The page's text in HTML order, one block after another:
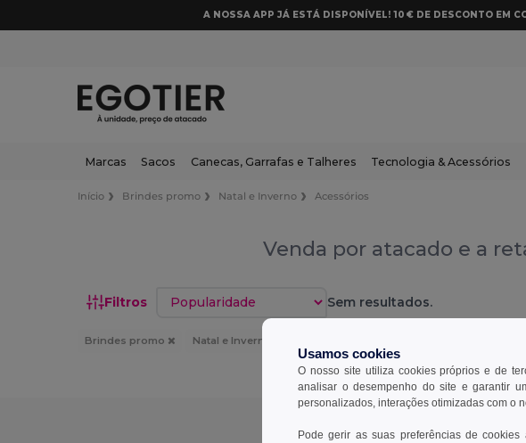
A NOSSA APP JÁ ESTÁ DISPONÍVEL! 10 € DE DESCONTO EM
Marcas Sacos Canecas, Garrafas e Talheres Tecnologia & Acessórios
Início Brindes promo Natal e Inverno Acessórios
Venda por atacado e a
Filtros Classificar por Sem resultados.
Brindes promo Natal e Inverno
Usamos cookies
O nosso site utiliza cookies próprios e de
analisar o desempenho do site e garantir
personalizados, interações otimizadas com o
Pode gerir as suas preferências de